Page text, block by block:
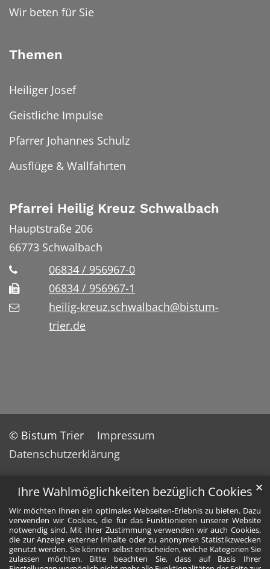
Ihre Wahlmöglichkeiten bezüglich Cookies
Wir möchten Ihnen ein optimales Webseiten-Erlebnis zu bieten. Dazu
verwenden wir Cookies, die für das Funktionieren unserer Website
notwendig sind. Mit Ihrer Zustimmung verwenden wir auch Cookies,
die zur Anzeige externer Inhalte oder zu anonymen Statistikzwecken
genutzt werden. Sie können selbst entscheiden, welche Kategorien Sie
zulassen möchten. Bitte beachten Sie, dass auf Basis Ihrer
✕
Wir beten für Sie
Themen
Heiliger Josef
Geistliche Impulse
Pfarrer Johannes Schulz
Ausflüge & Wallfahrten
Pfarrei Heilig Kreuz Schwalbach
Hauptstraße 206
66773 Schwalbach
06834 / 956967-0
06834 / 956967-1
heilig-kreuz.schwalbach@bistum-
trier.de
© Bistum Trier
Impressum
Datenschutzerklärung